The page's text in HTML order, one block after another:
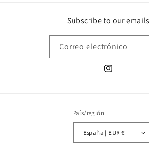
Subscribe to our emails
Correo electrónico
Instagram
País/región
España | EUR €